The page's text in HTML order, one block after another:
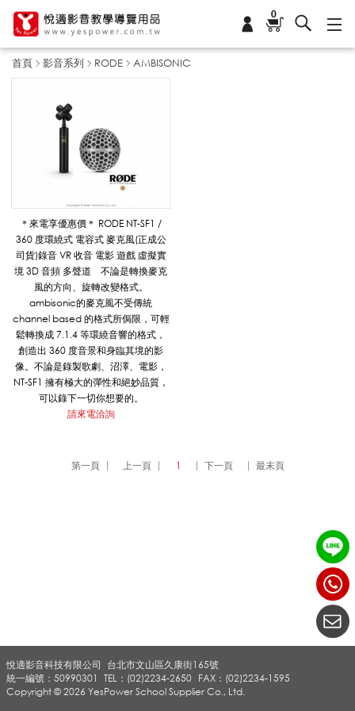
0
首頁 影音系列 RODE AMBISONIC
B
I
S
O
R
＊來電享優惠價＊ RODE NT-SF1 /
360 度環繞式 電容式 麥克風(正成公
司貨)錄音 VR 收音 電影 遊戲 虛擬實
境 3D 音頻 多聲道 不論是轉換麥克
風的方向、旋轉改變格式。
ambisonic的麥克風不受傳統
channel based 的格式所侷限，可輕
鬆轉換成 7.1.4 等環繞音響的格式，
創造出 360 度音景和身臨其境的影
像。不論是錄製歌劇、沼澤、電影，
NT-SF1 擁有極大的彈性和絕妙品質，
可以錄下一切你想要的。
請來電洽詢
第一頁 上一頁 1 下一頁 最末頁
悅適影音科技有限公司
TEL：(02)2234-2650 FAX：(02)2234-1595
台北市文山區久康街165號
統一編號：50990301
Copyright © 2026 YesPower School Supplier Co., Ltd.